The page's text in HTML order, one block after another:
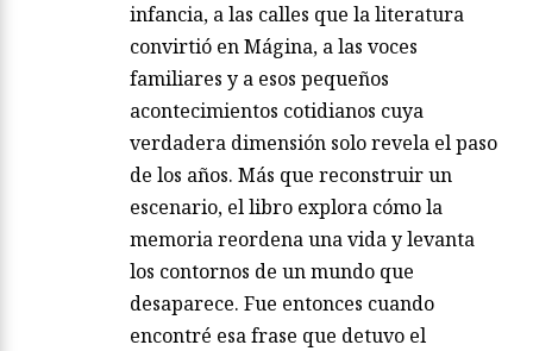
infancia, a las calles que la literatura
convirtió en Mágina, a las voces
familiares y a esos pequeños
acontecimientos cotidianos cuya
verdadera dimensión solo revela el paso
de los años. Más que reconstruir un
escenario, el libro explora cómo la
memoria reordena una vida y levanta
los contornos de un mundo que
desaparece. Fue entonces cuando
encontré esa frase que detuvo el